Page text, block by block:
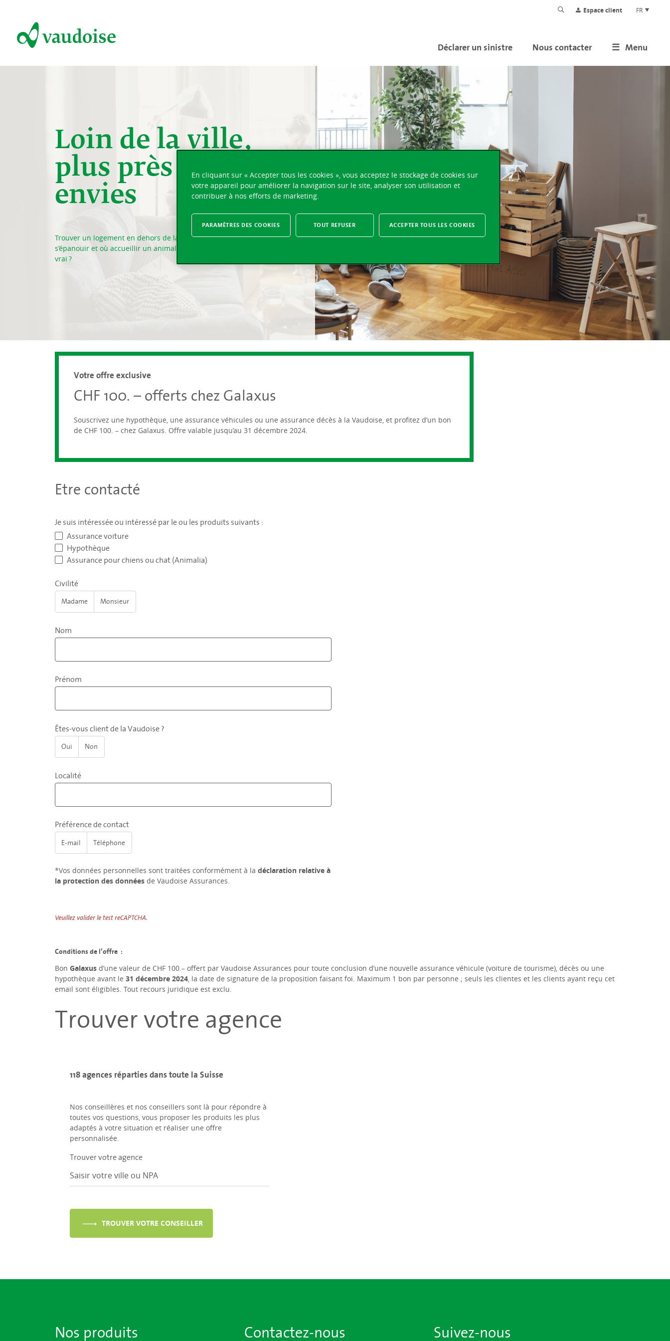
Espace client FR
Menu
Nous contacter
Déclarer un sinistre
Loin de la ville,
plus près de vos
envies
Trouver un logement en dehors de la ville, où toute la famille pourra
s’épanouir et où accueillir un animal de compagnie. Le rêve, pas
vrai ?
Votre offre exclusive
CHF 100. – offerts chez Galaxus
Souscrivez une hypothèque, une assurance véhicules ou une assurance décès à la Vaudoise, et profitez d’un bon
de CHF 100. – chez Galaxus. Offre valable jusqu’au 31 décembre 2024.
Etre contacté
Je suis intéressée ou intéressé par le ou les produits suivants :
Assurance voiture
Hypothèque
Assurance pour chiens ou chat (Animalia)
Civilité
Madame Monsieur
Nom
Prénom
Êtes-vous client de la Vaudoise ?
Oui Non
Localité
Préférence de contact
E-mail Téléphone
*Vos données personnelles sont traitées conformément à la déclaration relative à
la protection des donnéesde Vaudoise Assurances.
Veuillez valider le test reCAPTCHA.
Conditions de l’offre :
Bon Galaxusd’une valeur de CHF 100.– offert par Vaudoise Assurances pour toute conclusion d’une nouvelle assurance véhicule (voiture de tourisme), décès ou une
hypothèque avant le 31 décembre 2024, la date de signature de la proposition faisant foi. Maximum 1 bon par personne ; seuls les clientes et les clients ayant reçu cet
email sont éligibles. Tout recours juridique est exclu.
Trouver votre agence
118 agences réparties dans toute la Suisse
Nos conseillères et nos conseillers sont là pour répondre à
toutes vos questions, vous proposer les produits les plus
adaptés à votre situation et réaliser une offre
personnalisée.
Trouver votre agence
TROUVER VOTRE CONSEILLER
Nos produits Contactez-nous Suivez-nous
En cliquant sur « Accepter tous les cookies », vous acceptez le stockage de cookies sur
votre appareil pour améliorer la navigation sur le site, analyser son utilisation et
contribuer à nos efforts de marketing.
TOUT REFUSER ACCEPTER TOUS LES COOKIES
PARAMÈTRES DES COOKIES